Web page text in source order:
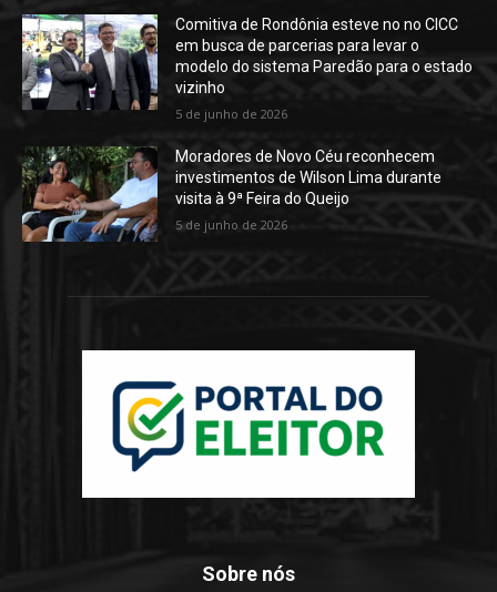
Comitiva de Rondônia esteve no no CICC
em busca de parcerias para levar o
modelo do sistema Paredão para o estado
vizinho
5 de junho de 2026
Moradores de Novo Céu reconhecem
investimentos de Wilson Lima durante
visita à 9ª Feira do Queijo
5 de junho de 2026
Sobre nós